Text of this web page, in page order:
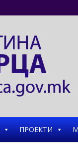
ПРОЕКТИ